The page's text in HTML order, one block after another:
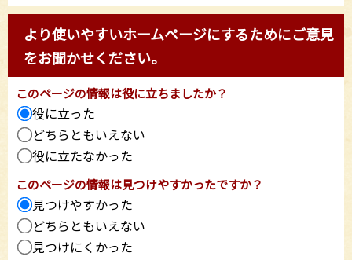
より使いやすいホームページにするためにご意見
をお聞かせください。
このページの情報は役に立ちましたか？
役に立った
どちらともいえない
役に立たなかった
このページの情報は見つけやすかったですか？
見つけやすかった
どちらともいえない
見つけにくかった